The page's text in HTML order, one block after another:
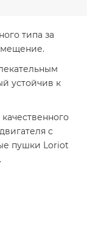
типа за
устойчив к
с
пушки Loriot